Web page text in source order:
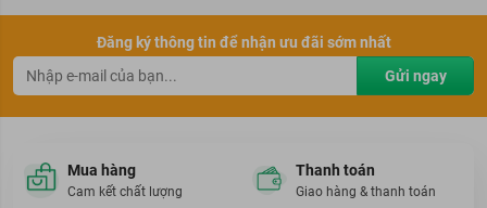
Đăng ký thông tin để nhận ưu đãi sớm nhất
Gửi ngay
Mua hàng
Cam kết chất lượng
Thanh toán
Giao hàng & thanh toán